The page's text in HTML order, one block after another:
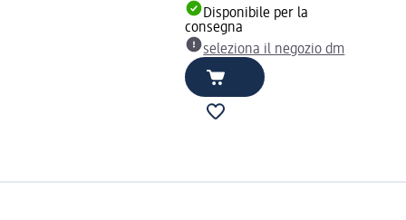
Disponibile per la
consegna
seleziona il negozio dm